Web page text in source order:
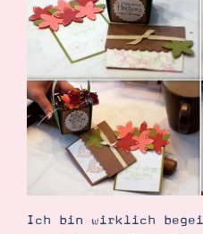
Suche Impressum
Ich bin wirklich